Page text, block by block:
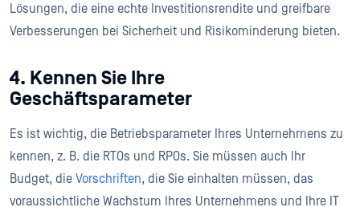
Lösungen, die eine echte Investitionsrendite und greifbare
Verbesserungen bei Sicherheit und Risikominderung bieten.
4. Kennen Sie Ihre
Geschäftsparameter
Es ist wichtig, die Betriebsparameter Ihres Unternehmens zu
kennen, z. B. die RTOs und RPOs. Sie müssen auch Ihr
Budget, die Vorschriften, die Sie einhalten müssen, das
voraussichtliche Wachstum Ihres Unternehmens und Ihre IT